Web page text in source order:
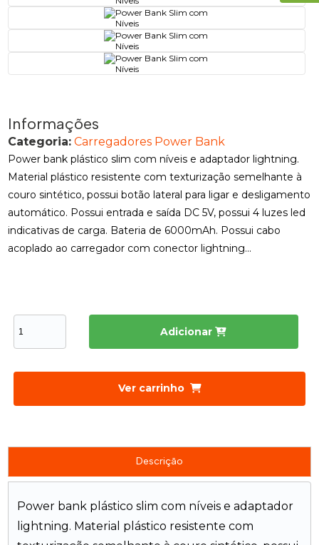
Informações
Categoria: Carregadores Power Bank
Power bank plástico slim com níveis e adaptador lightning.
Material plástico resistente com texturização semelhante à
couro sintético, possui botão lateral para ligar e desligamento
automático. Possui entrada e saída DC 5V, possui 4 luzes led
indicativas de carga. Bateria de 6000mAh. Possui cabo
acoplado ao carregador com conector lightning...
Adicionar
Ver carrinho
Descrição
Power bank plástico slim com níveis e adaptador
lightning. Material plástico resistente com